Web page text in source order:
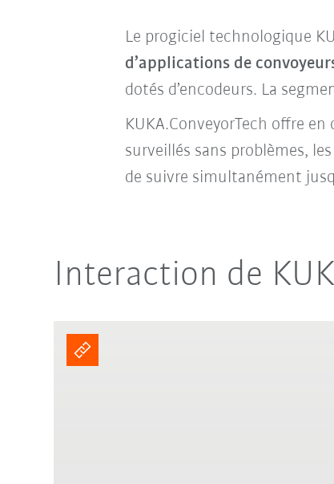
Le progiciel technologique
d’applications de
dotés d’encodeurs. La
KUKA.ConveyorTech offre
surveillés sans problèmes,
de suivre simultanément
Interaction de